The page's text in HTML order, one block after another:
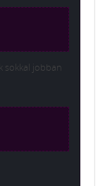
sokkal jobban